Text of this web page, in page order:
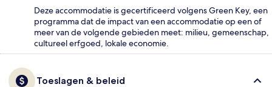
Deze accommodatie is gecertificeerd volgens Green Key, een
programma dat de impact van een accommodatie op een of
meer van de volgende gebieden meet: milieu, gemeenschap,
cultureel erfgoed, lokale economie.
Toeslagen & beleid